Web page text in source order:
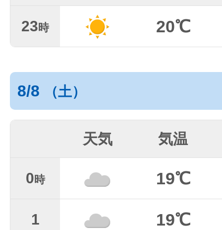
23時 20℃
8/8 （土）
天気 気温
0時 19℃
1 19℃